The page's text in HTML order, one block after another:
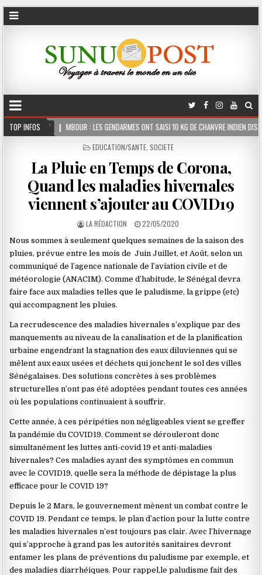
TOP INFOS
: LES GENDARMES ONT SAISI 10 KG DE CHANVRE INDIEN DISSIMULÉS DANS LE
POSTED
EDUCATION/SANTE, SOCIETE
La Pluie en Temps de Corona,
Quand les maladies hivernales
viennent s’ajouter au COVID19
LA RÉDACTION 22/05/2020
Nous sommes à seulement quelques semaines de la saison des
pluies, prévue entre les mois de Juin Juillet, et Août, selon un
communiqué de l’agence nationale de l’aviation civile et de
météorologie (ANACIM). Comme d’habitude, le Sénégal devra
faire face aux maladies telles que le paludisme, la grippe (etc)
qui accompagnent les pluies.
La recrudescence des maladies hivernales s’explique par des
manquements au niveau de la canalisation et de la planification
urbaine engendrant la stagnation des eaux diluviennes qui se
mêlent aux eaux usées et déchets qui jonchent le sol des villes
Sénégalaises. Des solutions concrètes à ses problèmes
structurelles n’ont pas été adoptées pendant toutes ces années
où les populations continuaient à souffrir.
Cette année, à ces péripéties non négligeables vient se greffer
la pandémie du COVID19. Comment se dérouleront donc
simultanément les luttes anti-covid 19 et anti-maladies
hivernales? Ces maladies ayant des symptômes en commun
avec le COVID19, quelle sera la méthode de dépistage la plus
efficace pour le COVID 19?
Depuis le 2 Mars, le gouvernement mènent un combat contre le
COVID 19. Pendant ce temps, le plan d’action pour la lutte contre
les maladies hivernales n’est toujours pas clair. Avec l’hivernage
qui s’approche à grand pas les autorités sanitaires devront
entamer les plans de préventions du paludisme par exemple, et
des maladies diarrhéiques. Pour rappel,le paludisme fait des